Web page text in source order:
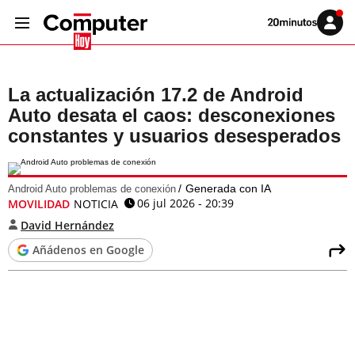
Volver
Iniciar
sesión
La actualización 17.2 de Android
Auto desata el caos: desconexiones
constantes y usuarios desesperados
Android Auto problemas de conexión Generada con IA
MOVILIDAD NOTICIA
06 jul 2026 - 20:39
David Hernández
Añádenos en Google